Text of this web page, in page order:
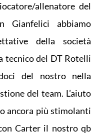
allenatore del
Gianfelici abbiamo
della società
tecnico del DT Rotelli
del nostro nella
del team. L’aiuto
ancora più stimolanti
Carter il nostro qb